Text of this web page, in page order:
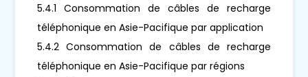
5.4.1 Consommation de câbles de recharge
téléphonique en Asie-Pacifique par application
5.4.2 Consommation de câbles de recharge
téléphonique en Asie-Pacifique par régions